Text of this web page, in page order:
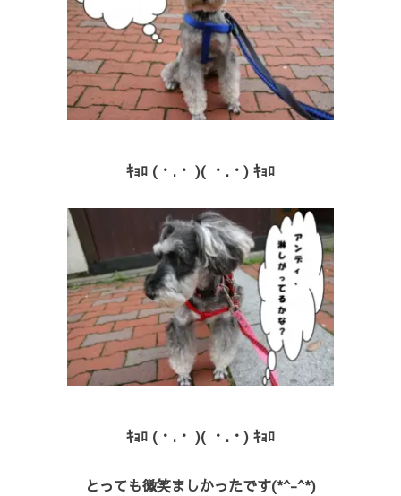
ｷｮﾛ (・.・ )( ・.・) ｷｮﾛ
ｷｮﾛ (・.・ )( ・.・) ｷｮﾛ
とっても微笑ましかったです(*^-^*)